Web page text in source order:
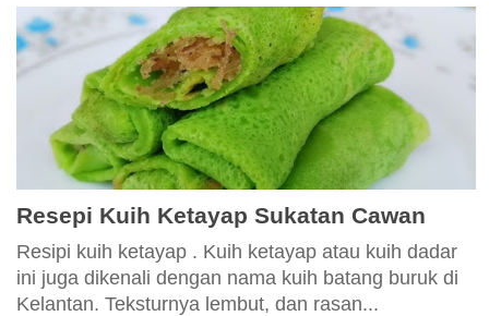
Resepi Kuih Ketayap Sukatan Cawan
Resipi kuih ketayap . Kuih ketayap atau kuih dadar
ini juga dikenali dengan nama kuih batang buruk di
Kelantan. Teksturnya lembut, dan rasan...